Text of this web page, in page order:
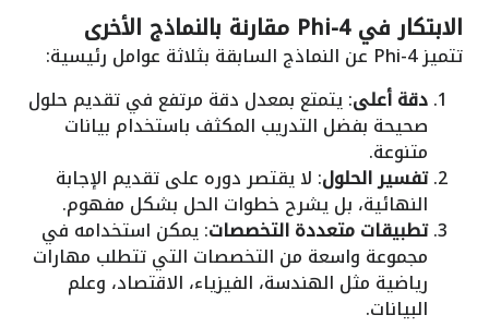
الابتكار في Phi-4 مقارنة بالنماذج الأخرى
تتميز Phi-4 عن النماذج السابقة بثلاثة عوامل رئيسية:
دقة أعلى: يتمتع بمعدل دقة مرتفع في تقديم حلول
صحيحة بفضل التدريب المكثف باستخدام بيانات
متنوعة.
تفسير الحلول: لا يقتصر دوره على تقديم الإجابة
النهائية، بل يشرح خطوات الحل بشكل مفهوم.
تطبيقات متعددة التخصصات: يمكن استخدامه في
مجموعة واسعة من التخصصات التي تتطلب مهارات
رياضية مثل الهندسة، الفيزياء، الاقتصاد، وعلم
البيانات.